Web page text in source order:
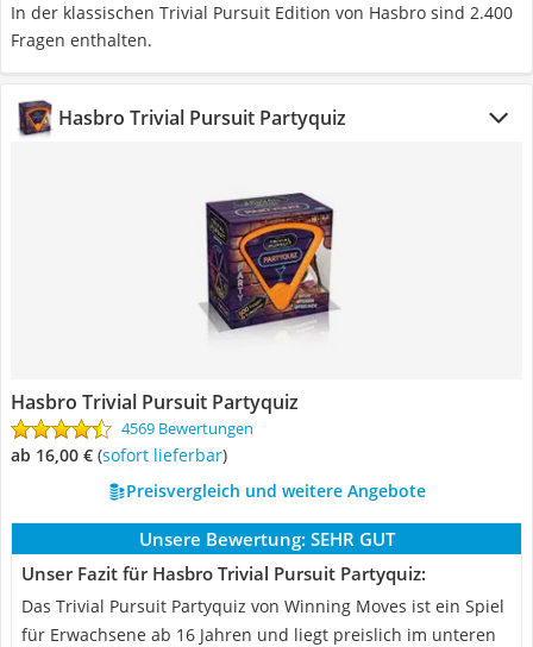
In der klassischen Trivial Pursuit Edition von Hasbro sind 2.400
Fragen enthalten.
Hasbro Trivial Pursuit Partyquiz
Hasbro Trivial Pursuit Partyquiz
4569 Bewertungen
ab 16,00 € ( Sofort lieferbar)
Preisvergleich und weitere Angebote
Unsere Bewertung: SEHR GUT
Unser Fazit für Hasbro Trivial Pursuit Partyquiz:
Das Trivial Pursuit Partyquiz von Winning Moves ist ein Spiel
für Erwachsene ab 16 Jahren und liegt preislich im unteren